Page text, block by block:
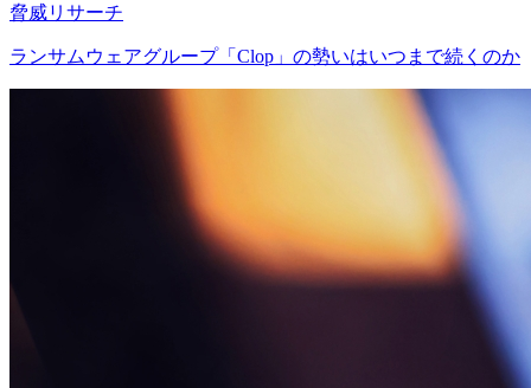
脅威リサーチ
ランサムウェアグループ「Clop」の勢いはいつまで続くのか